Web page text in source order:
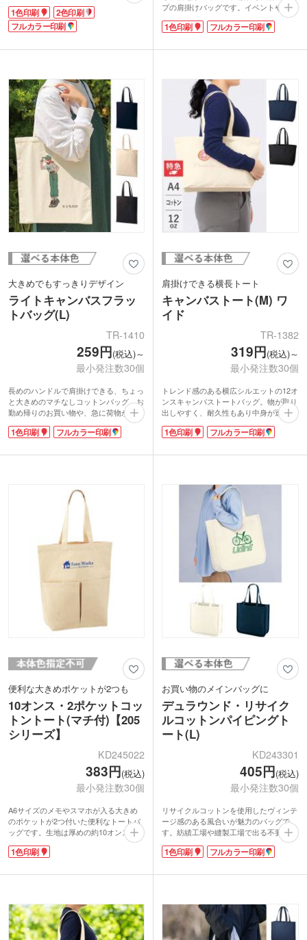
はもちろん、ランドリーバッグからアウ
トドアまでマルチに大活躍!
12オンスの厚手キャンバス生地で、耐久
がありません。
ラー印刷が対応可能。印刷するデザイン
によってオリジナリティの高いバッグを
製作できます。販促ノベルティや同人バ
ッグなど幅広く活用いただけます。
1色印刷
2色印刷
フルカラー印刷
プの肩掛けバッグです。イベントやアウ
トドア、レジャーなどで大活躍します。
スーパーでのまとめ買いにも!
カラーまで揃ったカラフルな色展開。企
印刷面が広いのでPR効果も抜群です
1色印刷 フルカラー印刷
大きめでもすっきりデザイン
ライトキャンバスフラッ
トバッグ(L)
TR-1410
259円(税込)～
最小発注数30個
長めのハンドルで肩掛けできる、ちょっ
と大きめのマチなしコットンバッグ。お
勤め帰りのお買い物や、急に荷物が増え
たときも安心です。シンプルなデザイン
で軽いので、メインバッグとの2個持ち
印刷もキレイに乗る柔らかい生地。中身
ノベルティ製作が可能です。
1色印刷 フルカラー印刷
肩掛けできる横長トート
キャンバストート(M) ワ
イド
TR-1382
319円(税込)～
最小発注数30個
トレンド感のある横広シルエットの12オ
ンスキャンバストートバッグ。物が取り
出しやすく、耐久性もあり中身が透けて
見えることがありません。肩掛けができ
る長めのハンドル。舟底マチ付きでA4書
から、普段使いはもちろん通勤・通学に
ロゴやイラストが映えるのでオリジナル
バッグの制作におすすめです。印刷面が
広く1色・フルカラー印刷に対応してい
ます。PR効果抜群です。
1色印刷 フルカラー印刷
便利な大きめポケットが2つも
10オンス・2ポケットコッ
トントート(マチ付)【205
シリーズ】
KD245022
383円(税込)
最小発注数30個
A6サイズのメモやスマホが入る大きめ
のポケットが2つ付いた便利なトートバ
ッグです。生地は厚めの約10オンス。マ
チ付きでA4サイズがすっぽり入るサイ
ズです。丁寧な縫製でつくりもしっかり
作成できます。
が期待できます。両ポケットに印刷もで
きるので、遊び心のあるデザインも可能
ですよ。
1色印刷
お買い物のメインバッグに
デュラウンド・リサイク
ルコットンパイピングト
ート(L)
KD243301
405円(税込)
最小発注数30個
リサイクルコットンを使用したヴィンテ
ージ感のある風合いが魅力のバッグで
す。紡績工場や縫製工場で出る不要な生
地から作られたリサイクルコットンは、
CO2や電気、水などの排出・使用の削減
丸底デザインが可愛く、マチが広めで大
1色・フルカラー印刷が可能。オリジナ
ルロゴを入れて他と差のつくオリジナル
エコバック作成はいかがでしょうか。
1色印刷 フルカラー印刷